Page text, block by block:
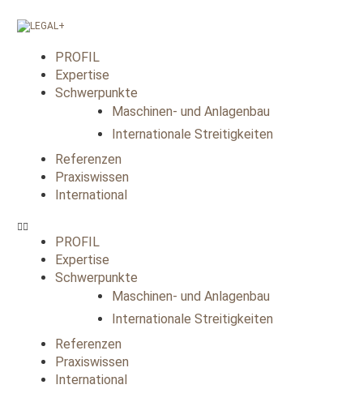
PROFIL
Expertise
Schwerpunkte
Maschinen- und Anlagenbau
Internationale Streitigkeiten
Referenzen
Praxiswissen
International
PROFIL
Expertise
Schwerpunkte
Maschinen- und Anlagenbau
Internationale Streitigkeiten
Referenzen
Praxiswissen
International